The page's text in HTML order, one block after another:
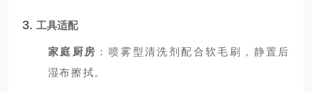
3. 工具适配
家庭厨房 ：喷雾型清洗剂配合软毛刷，静置后
湿布擦拭。